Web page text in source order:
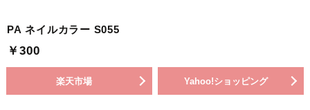
PA ネイルカラー S055
￥300
楽天市場 Yahoo!ショッピング